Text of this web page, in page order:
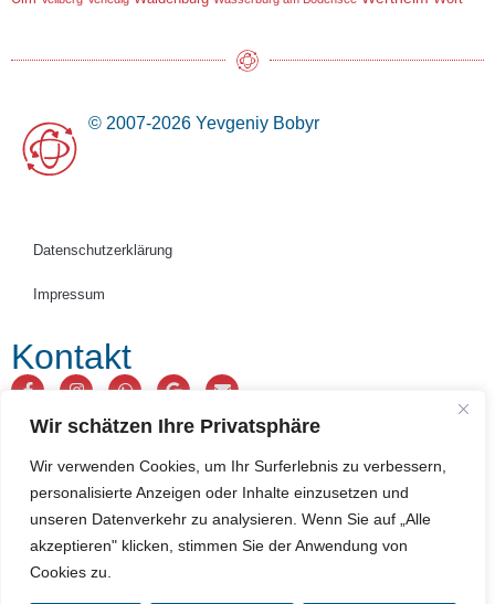
Wir schätzen Ihre Privatsphäre
Wir verwenden Cookies, um Ihr Surferlebnis zu verbessern,
personalisierte Anzeigen oder Inhalte einzusetzen und
unseren Datenverkehr zu analysieren. Wenn Sie auf „Alle
akzeptieren" klicken, stimmen Sie der Anwendung von
Cookies zu.
© 2007-2026 Yevgeniy Bobyr
Datenschutzerklärung
Impressum
Kontakt